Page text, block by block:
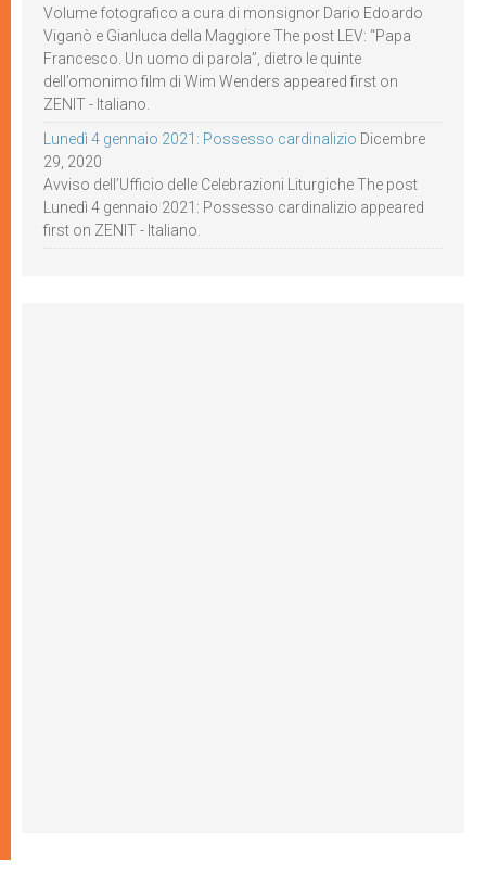
Volume fotografico a cura di monsignor Dario Edoardo
Viganò e Gianluca della Maggiore The post LEV: “Papa
Francesco. Un uomo di parola”, dietro le quinte
dell’omonimo film di Wim Wenders appeared first on
ZENIT - Italiano.
Lunedì 4 gennaio 2021: Possesso cardinalizio Dicembre
29, 2020
Avviso dell’Ufficio delle Celebrazioni Liturgiche The post
Lunedì 4 gennaio 2021: Possesso cardinalizio appeared
first on ZENIT - Italiano.